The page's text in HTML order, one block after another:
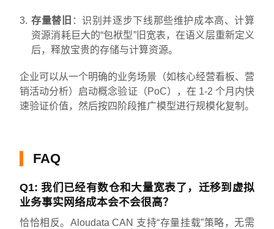
存量替旧 ：识别并逐步下线那些维护成本高、计算
资源消耗巨大的“包袱型”旧宽表，在语义层重新定义
后，释放宝贵的存储与计算资源。
企业可以从一个明确的业务场景（如核心经营看板、营
销活动分析）启动概念验证（PoC），在 1-2 个月内快
速验证价值，然后按四阶段推广模型进行规模化复制。
FAQ
Q1: 我们已经有数仓和大量宽表了，迁移到虚拟
业务事实网络成本会不会很高？
恰恰相反。Aloudata CAN 支持“存量挂载”策略，无需